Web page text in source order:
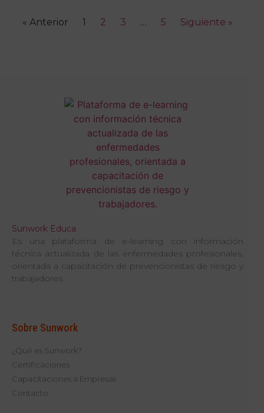
« Anterior 1 2 3 … 5 Siguiente »
Sunwork Educa
Es una plataforma de e-learning con información
técnica actualizada de las enfermedades profesionales,
orientada a capacitación de prevencionistas de riesgo y
trabajadores.
Sobre Sunwork
¿Qué es Sunwork?
Certificaciones
Capacitaciones a Empresas
Contacto